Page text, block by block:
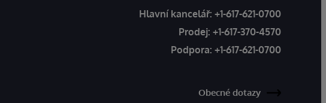
Hlavní kancelář: +1-617-621-0700
Prodej: +1-617-370-4570
Podpora: +1-617-621-0700
Obecné dotazy